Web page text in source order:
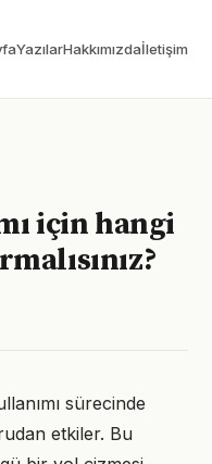
YazılarHakkımızdaİletişim
için hangi
sürecinde
etkiler. Bu